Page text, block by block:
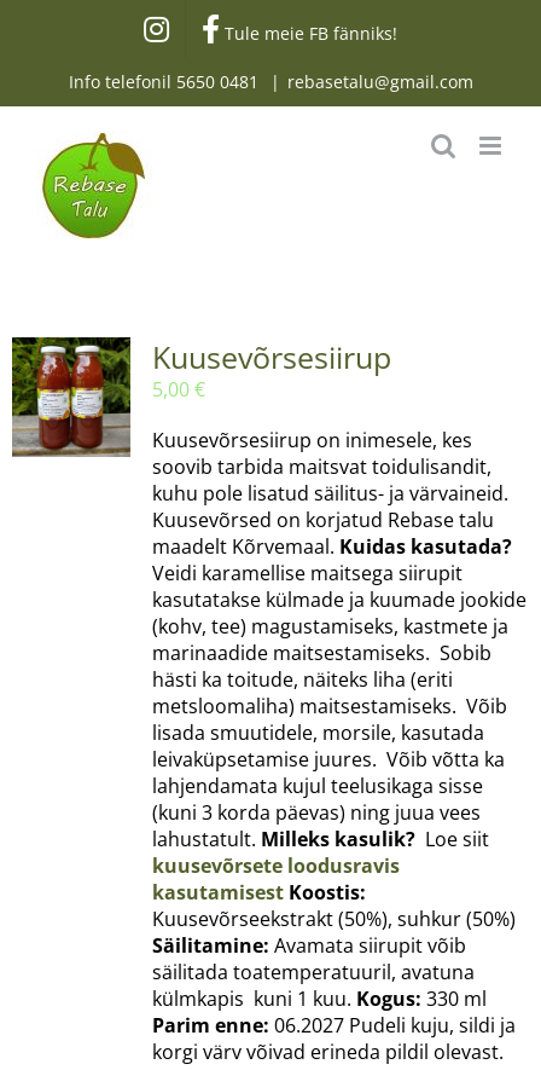
Tule meie FB fänniks!
Info telefonil 5650 0481 | rebasetalu@gmail.com
Kuusevõrsesiirup
5,00€
Kuusevõrsesiirup on inimesele, kes
soovib tarbida maitsvat toidulisandit,
kuhu pole lisatud säilitus- ja värvaineid.
Kuusevõrsed on korjatud Rebase talu
maadelt Kõrvemaal. Kuidas kasutada?
Veidi karamellise maitsega siirupit
kasutatakse külmade ja kuumade jookide
(kohv, tee) magustamiseks, kastmete ja
marinaadide maitsestamiseks. Sobib
hästi ka toitude, näiteks liha (eriti
metsloomaliha) maitsestamiseks. Võib
lisada smuutidele, morsile, kasutada
leivaküpsetamise juures. Võib võtta ka
lahjendamata kujul teelusikaga sisse
(kuni 3 korda päevas) ning juua vees
lahustatult. Milleks kasulik? Loe siit
kuusevõrsete loodusravis
kasutamisest Koostis:
Kuusevõrseekstrakt (50%), suhkur (50%)
Säilitamine: Avamata siirupit võib
säilitada toatemperatuuril, avatuna
külmkapis kuni 1 kuu. Kogus: 330 ml
Parim enne: 06.2027 Pudeli kuju, sildi ja
korgi värv võivad erineda pildil olevast.